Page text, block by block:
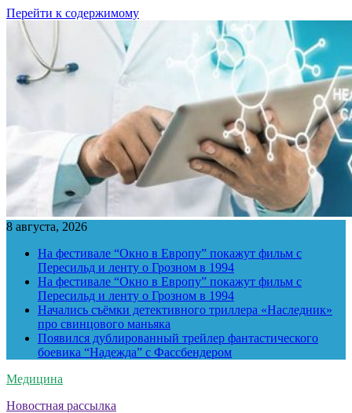
Перейти к содержимому
8 августа, 2026
На фестивале “Окно в Европу” покажут фильм с
Пересильд и ленту о Грозном в 1994
На фестивале “Окно в Европу” покажут фильм с
Пересильд и ленту о Грозном в 1994
Начались съёмки детективного триллера «Наследник»
про свинцового маньяка
Появился дублированный трейлер фантастического
боевика “Надежда” с Фассбендером
Медицина
Новостная рассылка